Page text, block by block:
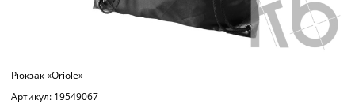
Рюкзак «Oriole»
Артикул: 19549067